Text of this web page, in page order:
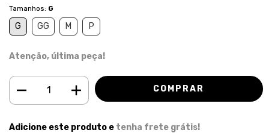
Tamanhos: G
G GG M P
Atenção, última peça!
Adicione este produto e tenha frete grátis!